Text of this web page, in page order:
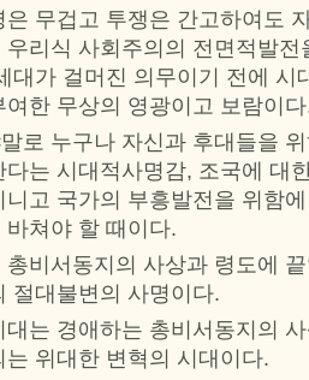
은 무겁고 투쟁은 간고하여도
우리식 사회주의의 전면적발
대가 걸머진 의무이기 전에 시
여한 무상의 영광이고 보람이
로 누구나 자신과 후대들을
다는 시대적사명감, 조국에 대
니고 국가의 부흥발전을 위함
바쳐야 할 때이다.
총비서동지의 사상과 령도에
절대불변의 사명이다.
대는 경애하는 총비서동지의
는 위대한 변혁의 시대이다.